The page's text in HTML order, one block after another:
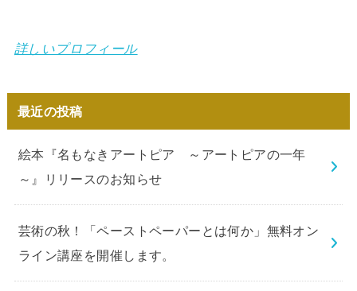
詳しいプロフィール
最近の投稿
絵本『名もなきアートピア ～アートピアの一年
～』リリースのお知らせ
芸術の秋！「ペーストペーパーとは何か」無料オン
ライン講座を開催します。